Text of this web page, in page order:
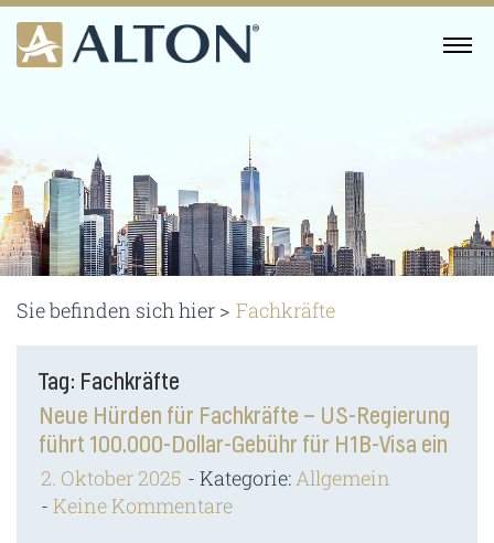
Skip
content
Sie befinden sich hier > Fachkräfte
Tag: Fachkräfte
Neue Hürden für Fachkräfte – US-Regierung
führt 100.000-Dollar-Gebühr für H1B-Visa ein
2. Oktober 2025 Kategorie:Allgemein
Keine Kommentare